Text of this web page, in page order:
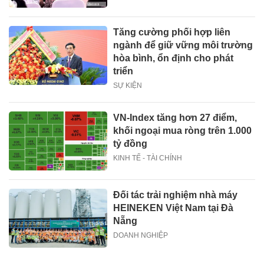
Tăng cường phối hợp liên
ngành để giữ vững môi trường
hòa bình, ổn định cho phát
triển
SỰ KIỆN
VN-Index tăng hơn 27 điểm,
khối ngoại mua ròng trên 1.000
tỷ đồng
KINH TẾ - TÀI CHÍNH
Đối tác trải nghiệm nhà máy
HEINEKEN Việt Nam tại Đà
Nẵng
DOANH NGHIỆP